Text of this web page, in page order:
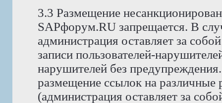
3.3 Размещение
SAPфорум.RU запрещается. В
администрация оставляет за
записи пользователей-
нарушителей без
размещение ссылок на различные
(администрация оставляет за